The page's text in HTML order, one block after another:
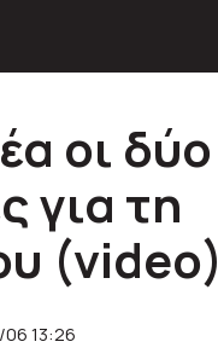
οι δύο
για τη
(video)
13:26